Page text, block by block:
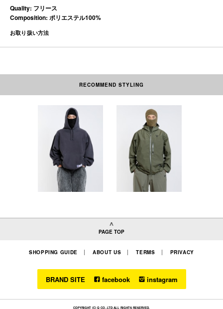
Quality: フリース
Composition: ポリエステル100%
お取り扱い方法
本製品は中国製です。
RECOMMEND STYLING
PAGE TOP
SHOPPING GUIDE ABOUT US TERMS PRIVACY
BRAND SITE facebook instagram
COPYRIGHT (C) Q CO.,LTD ALL RIGHTS RESERVED.